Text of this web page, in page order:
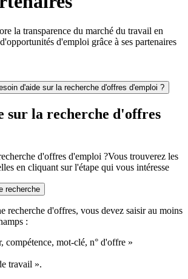
la transparence du marché du travail en
d'emploi grâce à ses partenaires
d'aide sur la recherche d'offres d'emploi ?
sur la recherche d'offres
d'offres d'emploi ?Vous trouverez les
en cliquant sur l'étape qui vous intéresse
recherche
recherche d'offres, vous devez saisir au moins
:
compétence, mot-clé, n° d'offre »
travail ».